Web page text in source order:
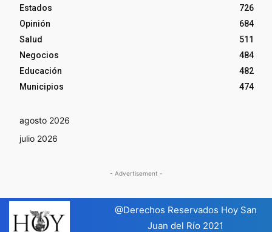
Estados
726
Opinión
684
Salud
511
Negocios
484
Educación
482
Municipios
474
agosto 2026
julio 2026
- Advertisement -
@Derechos Reservados Hoy San
Juan del Río 2021